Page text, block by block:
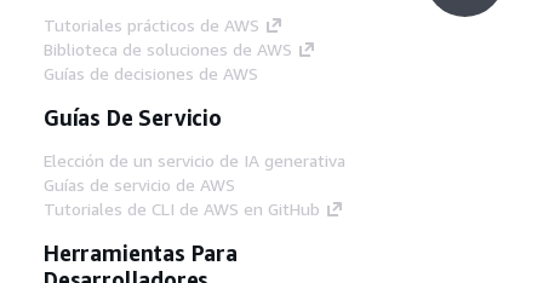
Tutoriales prácticos de AWS
Biblioteca de soluciones de AWS
Guías de decisiones de AWS
Guías De Servicio
Elección de un servicio de IA generativa
Guías de servicio de AWS
Tutoriales de CLI de AWS en GitHub
Herramientas Para